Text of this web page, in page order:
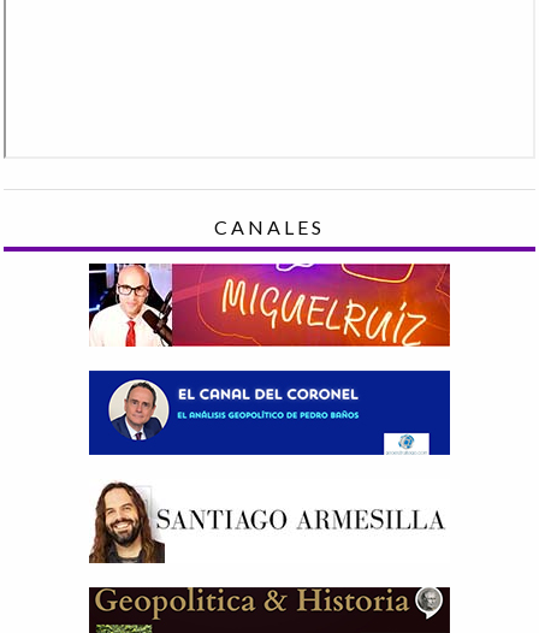
CANALES